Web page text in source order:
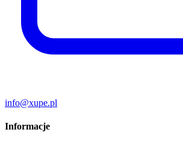
info@xupe.pl
Informacje